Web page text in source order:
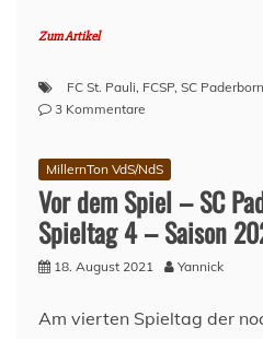
Zum Artikel
FC St. Pauli, FCSP, SC Paderborn
3 Kommentare
–
FC
St.
Pauli
3:1
all
MillernTon VdS/NdS
Vor dem Spiel – SC
Spieltag 4 – Saison
18. August 2021 Yannick
Am vierten Spieltag der